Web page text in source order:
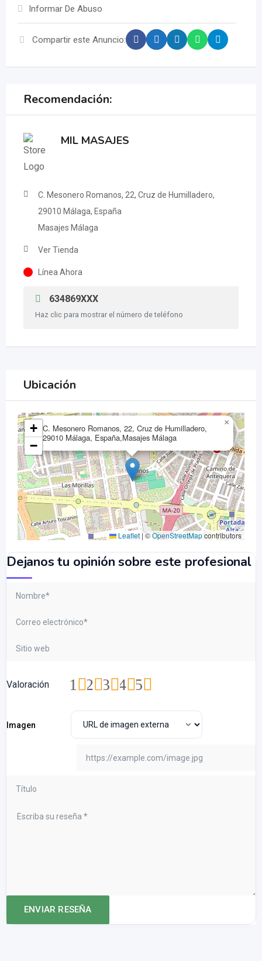
Informar De Abuso
Compartir este Anuncio:
Recomendación:
MIL MASAJES
C. Mesonero Romanos, 22, Cruz de Humilladero,
29010 Málaga, España
Masajes Málaga
Ver Tienda
Línea Ahora
634869XXX
Haz clic para mostrar el número de teléfono
Ubicación
C. Mesonero Romanos, 22, Cruz de Humilladero,
29010 Málaga, España,Masajes Málaga
×
+
−
Leaflet |©OpenStreetMapcontributors
Dejanos tu opinión sobre este profesional
Valoración 5
4
3
2
1
Imagen